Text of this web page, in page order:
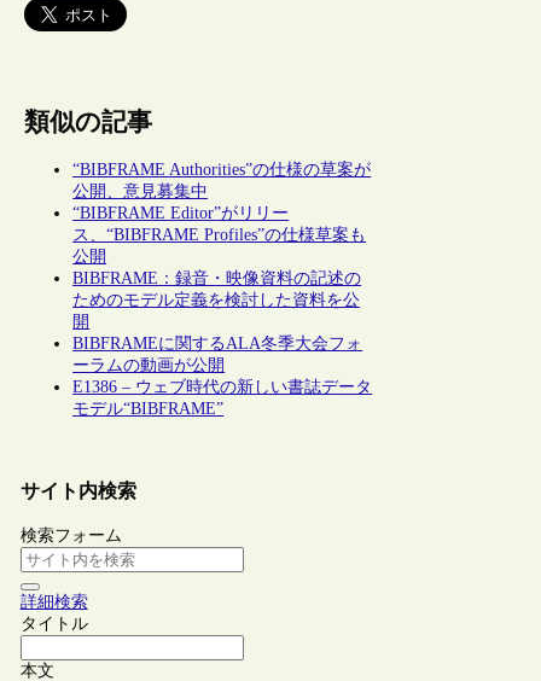
類似の記事
“BIBFRAME Authorities”の仕様の草案が
公開、意見募集中
“BIBFRAME Editor”がリリー
ス、“BIBFRAME Profiles”の仕様草案も
公開
BIBFRAME：録音・映像資料の記述の
ためのモデル定義を検討した資料を公
開
BIBFRAMEに関するALA冬季大会フォ
ーラムの動画が公開
E1386 – ウェブ時代の新しい書誌データ
モデル“BIBFRAME”
サイト内検索
検索フォーム
詳細検索
タイトル
本文